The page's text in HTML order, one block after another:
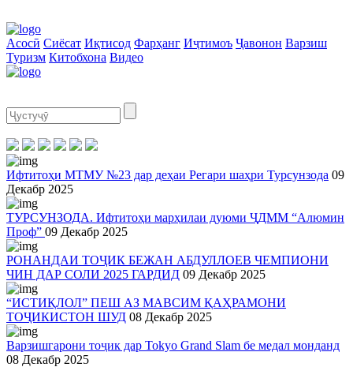
Асосӣ Сиёсат Иқтисод Фарҳанг Иҷтимоъ Ҷавонон Варзиш
Туризм Китобхона Видео
Ифтитоҳи МТМУ №23 дар деҳаи Регари шаҳри Турсунзода 09
Декабр 2025
ТУРСУНЗОДА. Ифтитоҳи марҳилаи дуюми ҶДММ “Алюмин
Проф” 09 Декабр 2025
РОНАНДАИ ТОҶИК БЕЖАН АБДУЛЛОЕВ ЧЕМПИОНИ
ЧИН ДАР СОЛИ 2025 ГАРДИД 09 Декабр 2025
“ИСТИҚЛОЛ” ПЕШ АЗ МАВСИМ ҚАҲРАМОНИ
ТОҶИКИСТОН ШУД 08 Декабр 2025
Варзишгарони тоҷик дар Tokyo Grand Slam бе медал монданд
08 Декабр 2025